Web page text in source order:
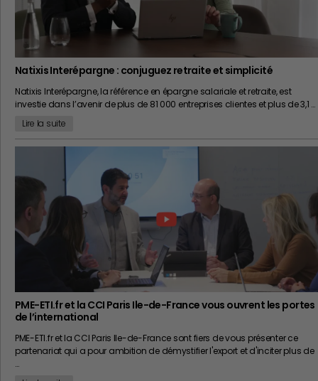
Natixis Interépargne : conjuguez retraite et simplicité
Natixis Interépargne, la référence en épargne salariale et retraite, est
investie dans l’avenir de plus de 81 000 entreprises clientes et plus de 3,1 …
Lire la suite
PME-ETI.fr et la CCI Paris Ile-de-France vous ouvrent les portes
de l’international
PME-ETI.fr et la CCI Paris Ile-de-France sont fiers de vous présenter ce
partenariat qui a pour ambition de démystifier l'export et d'inciter plus de
…